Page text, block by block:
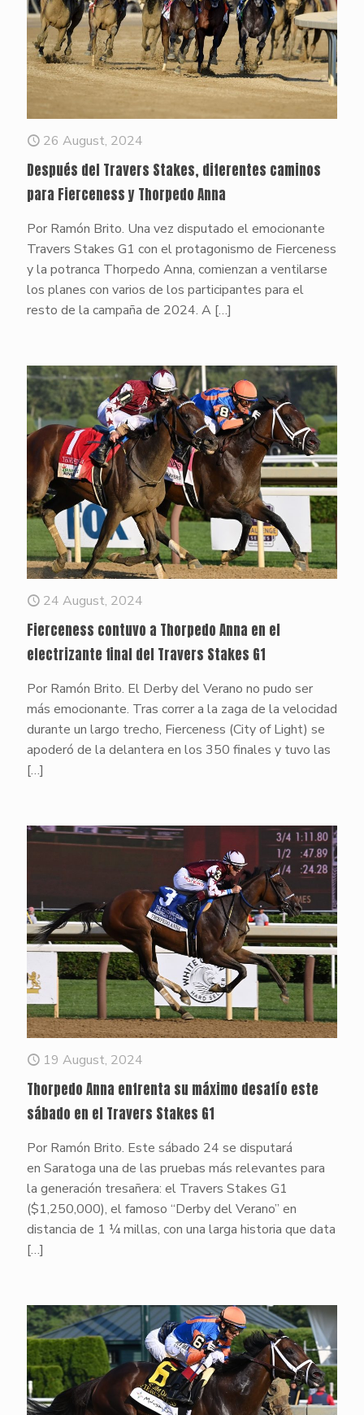
26 August, 2024
Después del Travers Stakes, diferentes caminos
para Fierceness y Thorpedo Anna
Por Ramón Brito. Una vez disputado el emocionante
Travers Stakes G1 con el protagonismo de Fierceness
y la potranca Thorpedo Anna, comienzan a ventilarse
los planes con varios de los participantes para el
resto de la campaña de 2024. A […]
24 August, 2024
Fierceness contuvo a Thorpedo Anna en el
electrizante final del Travers Stakes G1
Por Ramón Brito. El Derby del Verano no pudo ser
más emocionante. Tras correr a la zaga de la velocidad
durante un largo trecho, Fierceness (City of Light) se
apoderó de la delantera en los 350 finales y tuvo las
[…]
19 August, 2024
Thorpedo Anna enfrenta su máximo desafío este
sábado en el Travers Stakes G1
Por Ramón Brito. Este sábado 24 se disputará
en Saratoga una de las pruebas más relevantes para
la generación tresañera: el Travers Stakes G1
($1,250,000), el famoso “Derby del Verano” en
distancia de 1 ¼ millas, con una larga historia que data
[…]